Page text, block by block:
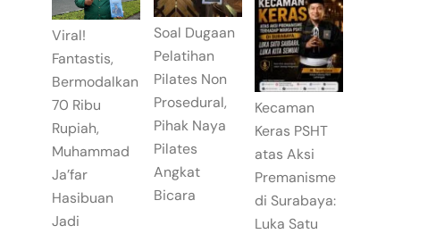
Viral!
Fantastis,
Bermodalkan
70 Ribu
Rupiah,
Muhammad
Ja’far
Hasibuan
Jadi
Soal Dugaan
Pelatihan
Pilates Non
Prosedural,
Pihak Naya
Pilates
Angkat
Bicara
Kecaman
Keras PSHT
atas Aksi
Premanisme
di Surabaya:
Luka Satu